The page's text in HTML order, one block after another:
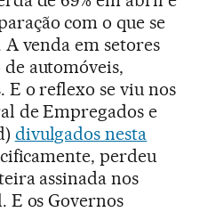
com o que se
A venda em setores
automóveis,
E o reflexo se viu nos
de Empregados e
divulgados nesta
perdeu
assinada nos
E os Governos